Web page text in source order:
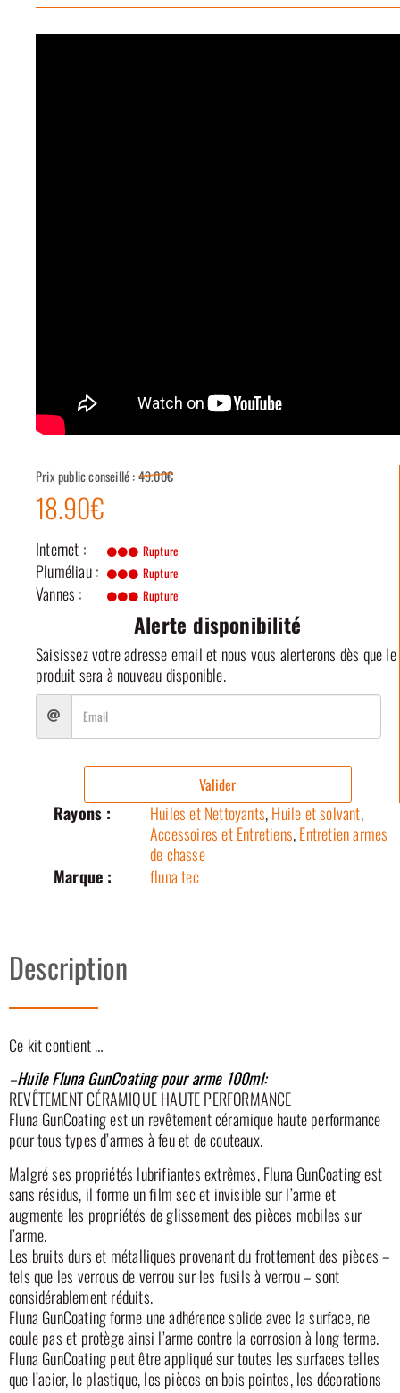
Prix public conseillé :49.00€
18.90€
Internet : Rupture
Pluméliau : Rupture
Vannes : Rupture
Alerte disponibilité
Saisissez votre adresse email et nous vous alerterons dès que le
produit sera à nouveau disponible.
Valider
Rayons : Huiles et Nettoyants,Huile et solvant,
Accessoires et Entretiens,Entretien armes
de chasse
Marque :
fluna tec
Description
Ce kit contient …
–Huile Fluna GunCoating pour arme 100ml:
REVÊTEMENT CÉRAMIQUE HAUTE PERFORMANCE
Fluna GunCoating est un revêtement céramique haute performance
pour tous types d’armes à feu et de couteaux.
Malgré ses propriétés lubrifiantes extrêmes, Fluna GunCoating est
sans résidus, il forme un film sec et invisible sur l’arme et
augmente les propriétés de glissement des pièces mobiles sur
l’arme.
Les bruits durs et métalliques provenant du frottement des pièces –
tels que les verrous de verrou sur les fusils à verrou – sont
considérablement réduits.
Fluna GunCoating forme une adhérence solide avec la surface, ne
coule pas et protège ainsi l’arme contre la corrosion à long terme.
Fluna GunCoating peut être appliqué sur toutes les surfaces telles
que l’acier, le plastique, les pièces en bois peintes, les décorations